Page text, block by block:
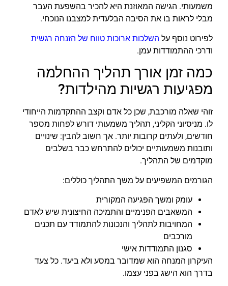
משמעותי. הגישה המאוזנת היא להכיר בהשפעת העבר
מבלי לראות בו את הסיבה הבלעדית למצבנו הנוכחי.
לפירוט נוסף על השלכות ארוכות טווח של הזנחה רגשית
ודרכי ההתמודדות עמן.
כמה זמן אורך תהליך ההחלמה
מפגיעות רגשיות מהילדות?
זוהי שאלה מורכבת, שכן כל אדם וקצב ההתקדמות הייחודי
לו. מניסיוני הקליני, תהליך משמעותי דורש לפחות מספר
חודשים, ולעתים קרובות יותר. אך חשוב להבין: שינויים
ותובנות משמעותיים יכולים להתרחש כבר בשלבים
מוקדמים של התהליך.
הגורמים המשפיעים על משך התהליך כוללים:
עומק ומשך הפגיעה המקורית
המשאבים הפנימיים והתמיכה החיצונית שיש לאדם
המחויבות לתהליך והנכונות להתמודד עם תכנים
מורכבים
סגנון התמודדות אישי
העיקרון המנחה הוא שמדובר במסע ולא ביעד. כל צעד
בדרך הוא הישג בפני עצמו.